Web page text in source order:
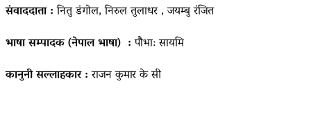
संवाददाता :नितु डंगोल, निरुल तुलाधर , जयम्बु रंजित
भाषा सम्पादक (नेपाल भाषा) :पौभा: सायमि
कानुनी सल्लाहकार :राजन कुमार के सी